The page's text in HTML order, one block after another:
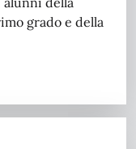
grado e della